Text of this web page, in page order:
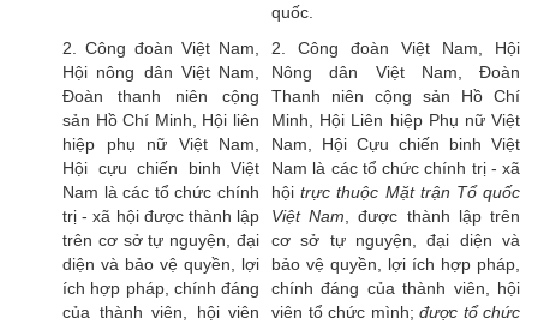
quốc.
2. Công đoàn Việt Nam,
Hội nông dân Việt Nam,
Đoàn thanh niên cộng
sản Hồ Chí Minh, Hội liên
hiệp phụ nữ Việt Nam,
Hội cựu chiến binh Việt
Nam là các tổ chức chính
trị - xã hội được thành lập
trên cơ sở tự nguyện, đại
diện và bảo vệ quyền, lợi
ích hợp pháp, chính đáng
của thành viên, hội viên
2. Công đoàn Việt Nam, Hội
Nông dân Việt Nam, Đoàn
Thanh niên cộng sản Hồ Chí
Minh, Hội Liên hiệp Phụ nữ Việt
Nam, Hội Cựu chiến binh Việt
Nam là các tổ chức chính trị - xã
hộitrực thuộc Mặt trận Tổ quốc
Việt Nam, được thành lập trên
cơ sở tự nguyện, đại diện và
bảo vệ quyền, lợi ích hợp pháp,
chính đáng của thành viên, hội
viên tổ chức mình; được tổ chức